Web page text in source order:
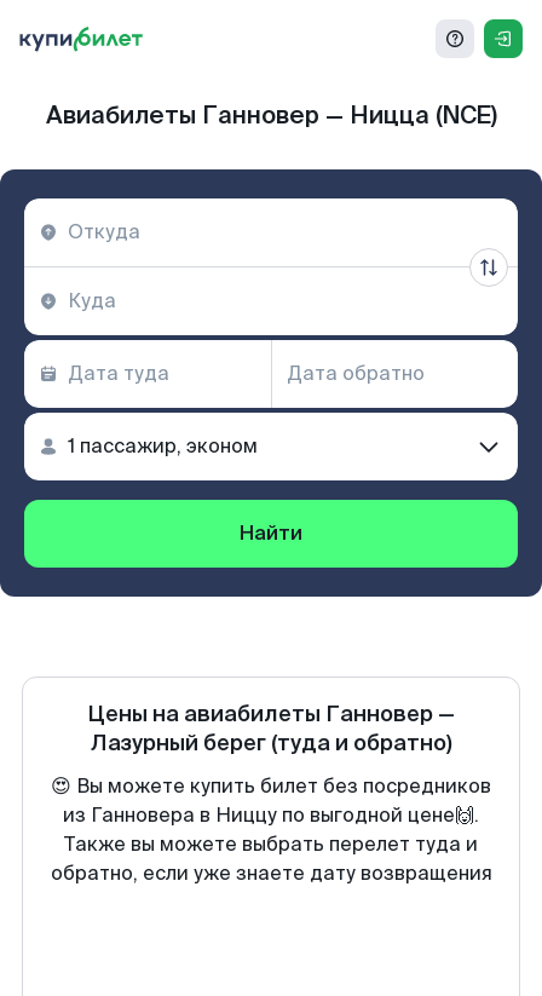
Авиабилеты Ганновер — Ницца (NCE)
Найти
Цены на авиабилеты Ганновер —
Лазурный берег (туда и обратно)
😍 Вы можете купить билет без посредников
из Ганновера в Ниццу по выгодной цене🙌.
Также вы можете выбрать перелет туда и
обратно, если уже знаете дату возвращения